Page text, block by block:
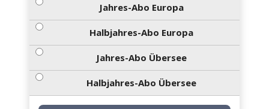
Jahres-Abo Europa
Halbjahres-Abo Europa
Jahres-Abo Übersee
Halbjahres-Abo Übersee